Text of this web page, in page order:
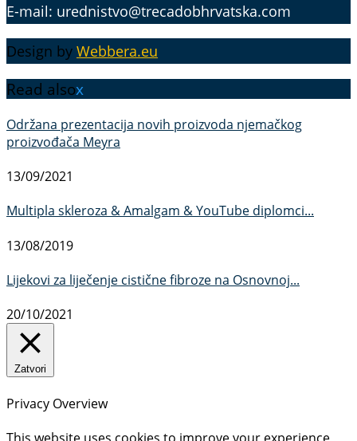
E-mail: urednistvo@trecadobhrvatska.com
Design by Webbera.eu
Read alsox
Održana prezentacija novih proizvoda njemačkog
proizvođača Meyra
13/09/2021
Multipla skleroza & Amalgam & YouTube diplomci...
13/08/2019
Lijekovi za liječenje cistične fibroze na Osnovnoj...
20/10/2021
Zatvori
Privacy Overview